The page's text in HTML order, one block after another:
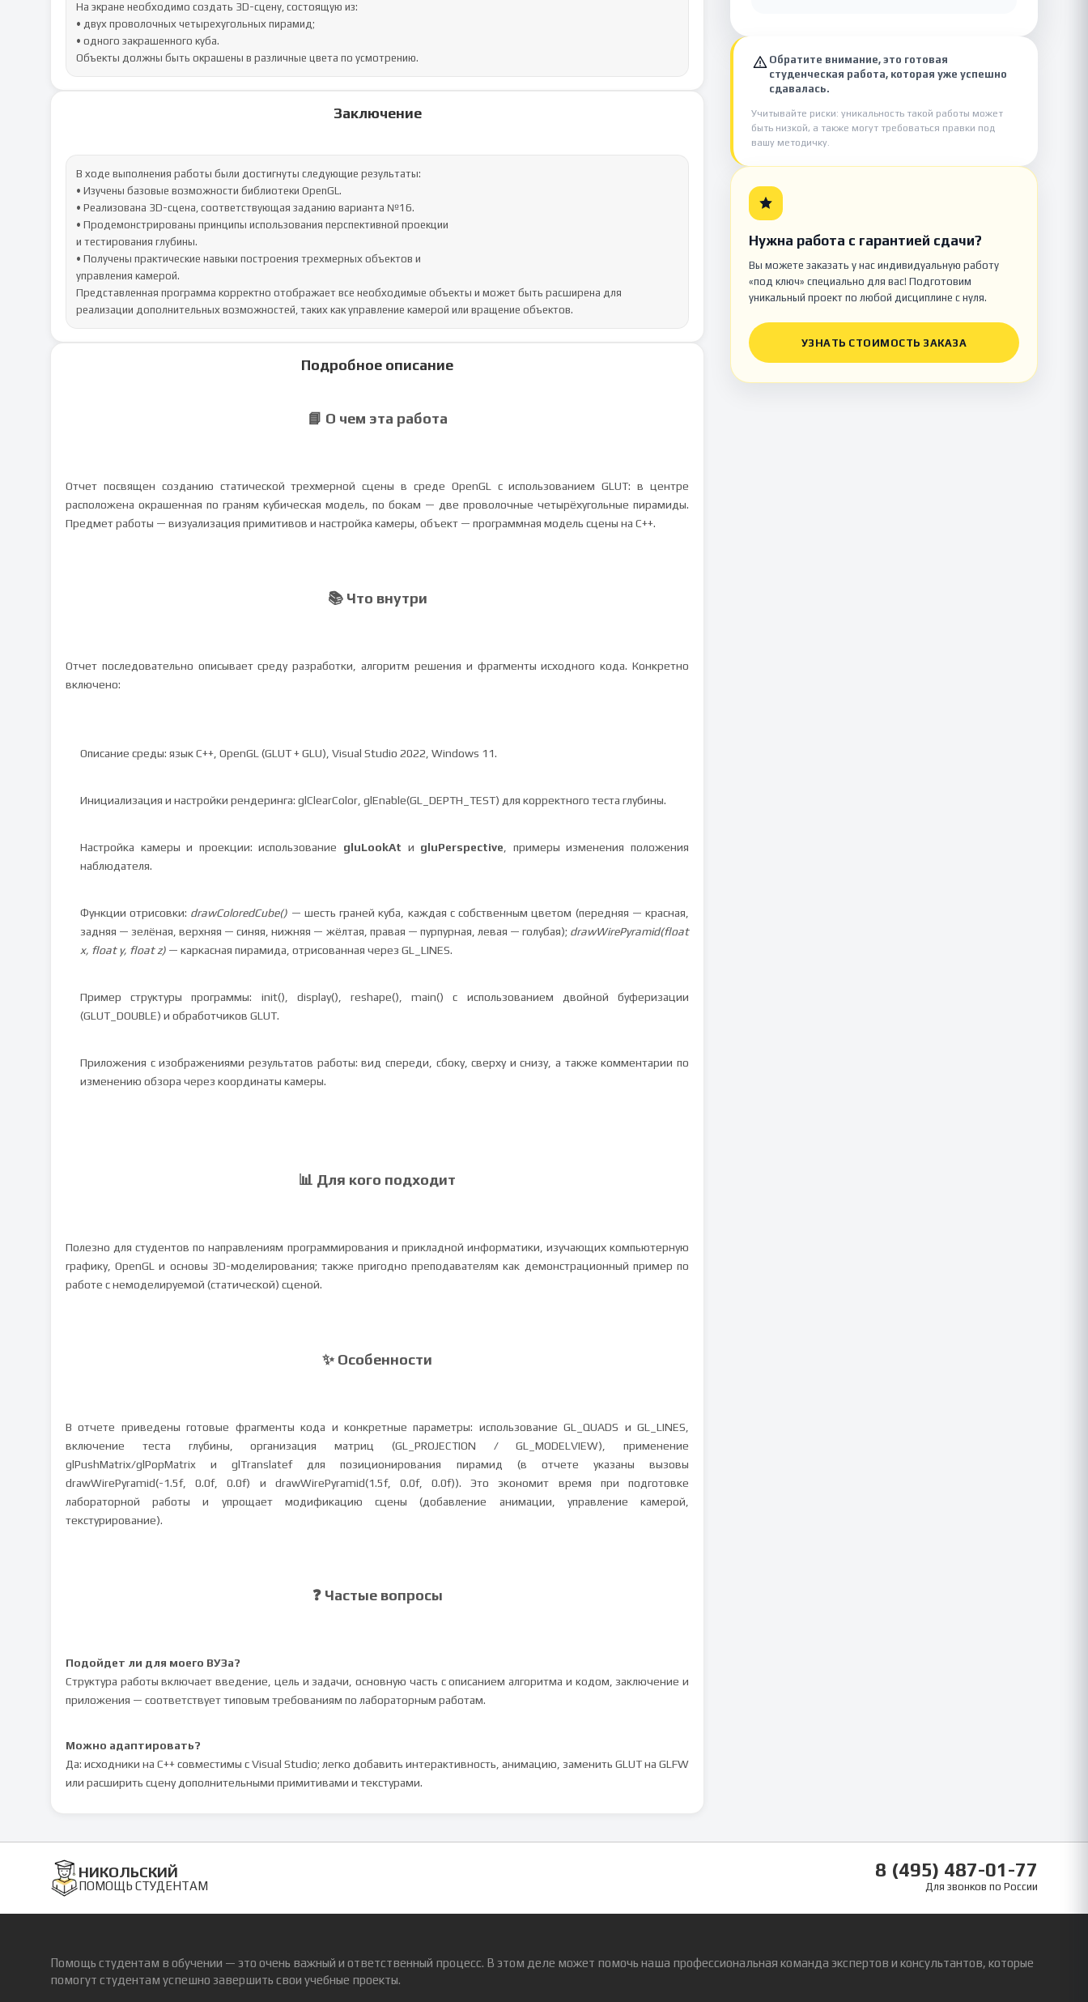
На экране необходимо создать 3D-сцену, состоящую из:
• двух проволочных четырехугольных пирамид;
• одного закрашенного куба.
Объекты должны быть окрашены в различные цвета по усмотрению.
Заключение
В ходе выполнения работы были достигнуты следующие результаты:
• Изучены базовые возможности библиотеки OpenGL.
• Реализована 3D-сцена, соответствующая заданию варианта №16.
• Продемонстрированы принципы использования перспективной проекции
и тестирования глубины.
• Получены практические навыки построения трехмерных объектов и
управления камерой.
Представленная программа корректно отображает все необходимые объекты и может быть расширена для
реализации дополнительных возможностей, таких как управление камерой или вращение объектов.
Подробное описание
📘 О чем эта работа
Отчет посвящен созданию статической трехмерной сцены в среде OpenGL с использованием GLUT: в центре
расположена окрашенная по граням кубическая модель, по бокам — две проволочные четырёхугольные пирамиды.
Предмет работы — визуализация примитивов и настройка камеры, объект — программная модель сцены на C++.
📚 Что внутри
Отчет последовательно описывает среду разработки, алгоритм решения и фрагменты исходного кода. Конкретно
включено:
Описание среды: язык C++, OpenGL (GLUT + GLU), Visual Studio 2022, Windows 11.
Инициализация и настройки рендеринга: glClearColor, glEnable(GL_DEPTH_TEST) для корректного теста глубины.
Настройка камеры и проекции: использование gluLookAt и gluPerspective , примеры изменения положения
наблюдателя.
Функции отрисовки: drawColoredCube() — шесть граней куба, каждая с собственным цветом (передняя — красная,
задняя — зелёная, верхняя — синяя, нижняя — жёлтая, правая — пурпурная, левая — голубая); drawWirePyramid(float
x, float y, float z) — каркасная пирамида, отрисованная через GL_LINES.
Пример структуры программы: init(), display(), reshape(), main() с использованием двойной буферизации
(GLUT_DOUBLE) и обработчиков GLUT.
Приложения с изображениями результатов работы: вид спереди, сбоку, сверху и снизу, а также комментарии по
изменению обзора через координаты камеры.
📊 Для кого подходит
Полезно для студентов по направлениям программирования и прикладной информатики, изучающих компьютерную
графику, OpenGL и основы 3D-моделирования; также пригодно преподавателям как демонстрационный пример по
работе с немоделируемой (статической) сценой.
✨ Особенности
В отчете приведены готовые фрагменты кода и конкретные параметры: использование GL_QUADS и GL_LINES,
включение теста глубины, организация матриц (GL_PROJECTION / GL_MODELVIEW), применение
glPushMatrix/glPopMatrix и glTranslatef для позиционирования пирамид (в отчете указаны вызовы
drawWirePyramid(-1.5f, 0.0f, 0.0f) и drawWirePyramid(1.5f, 0.0f, 0.0f)). Это экономит время при подготовке
лабораторной работы и упрощает модификацию сцены (добавление анимации, управление камерой,
текстурирование).
❓ Частые вопросы
Подойдет ли для моего ВУЗа?
Структура работы включает введение, цель и задачи, основную часть с описанием алгоритма и кодом, заключение и
приложения — соответствует типовым требованиям по лабораторным работам.
Можно адаптировать?
Да: исходники на C++ совместимы с Visual Studio; легко добавить интерактивность, анимацию, заменить GLUT на GLFW
или расширить сцену дополнительными примитивами и текстурами.
Обратите внимание, это готовая
студенческая работа, которая уже успешно
сдавалась.
Учитывайте риски: уникальность такой работы может
быть низкой, а также могут требоваться правки под
вашу методичку.
Нужна работа с гарантией сдачи?
Вы можете заказать у нас индивидуальную работу
«под ключ» специально для вас! Подготовим
уникальный проект по любой дисциплине с нуля.
УЗНАТЬ СТОИМОСТЬ ЗАКАЗА
НИКОЛЬСКИЙ
ПОМОЩЬ СТУДЕНТАМ
8 (495) 487-01-77
Для звонков по России
Помощь студентам в обучении — это очень важный и ответственный процесс. В этом деле может помочь наша профессиональная команда экспертов и консультантов, которые
помогут студентам успешно завершить свои учебные проекты.